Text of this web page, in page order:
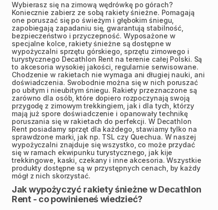
Wybierasz się na zimową wędrówkę po górach?
Koniecznie zabierz ze sobą rakiety śnieżne. Pomagają
one poruszać się po świeżym i głębokim śniegu,
zapobiegają zapadaniu się, gwarantują stabilność,
bezpieczeństwo i przyczepność. Wyposażone w
specjalne kolce, rakiety śnieżne są dostępne w
wypożyczalni sprzętu górskiego, sprzętu zimowego i
turystycznego Decathlon Rent na terenie całej Polski. Są
to akcesoria wysokiej jakości, regularnie serwisowane.
Chodzenie w rakietach nie wymaga ani długiej nauki, ani
doświadczenia. Swobodnie można się w nich poruszać
po ubitym i nieubitym śniegu. Rakiety przeznaczone są
zarówno dla osób, które dopiero rozpoczynają swoją
przygodę z zimowym trekkingiem, jak i dla tych, którzy
mają już spore doświadczenie i opanowały technikę
poruszania się w rakietach do perfekcji. W Decathlon
Rent posiadamy sprzęt dla każdego, stawiamy tylko na
sprawdzone marki, jak np. TSL czy Quechua. W naszej
wypożyczalni znajduje się wszystko, co może przydać
się w ramach ekwipunku turystycznego, jak kije
trekkingowe, kaski, czekany i inne akcesoria. Wszystkie
produkty dostępne są w przystępnych cenach, by każdy
mógł z nich skorzystać.
Jak wypożyczyć rakiety śnieżne w Decathlon
Rent - co powinieneś wiedzieć?